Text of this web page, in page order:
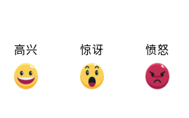
高兴 惊讶 愤怒